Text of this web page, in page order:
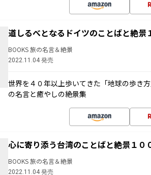
道しるべとなるドイツのことばと絶景
BOOKS 旅の名言＆絶景
2022.11.04 発売
世界を４０年以上歩いてきた「地球の歩き
の名言と癒やしの絶景集
心に寄り添う台湾のことばと絶景１０
BOOKS 旅の名言＆絶景
2022.11.04 発売